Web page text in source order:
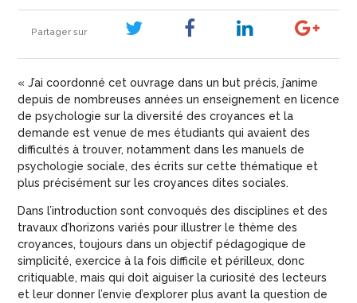
Partager sur
« J’ai coordonné cet ouvrage dans un but précis, j’anime
depuis de nombreuses années un enseignement en licence
de psychologie sur la diversité des croyances et la
demande est venue de mes étudiants qui avaient des
difficultés à trouver, notamment dans les manuels de
psychologie sociale, des écrits sur cette thématique et
plus précisément sur les croyances dites sociales.
Dans l’introduction sont convoqués des disciplines et des
travaux d’horizons variés pour illustrer le thème des
croyances, toujours dans un objectif pédagogique de
simplicité, exercice à la fois difficile et périlleux, donc
critiquable, mais qui doit aiguiser la curiosité des lecteurs
et leur donner l’envie d’explorer plus avant la question de